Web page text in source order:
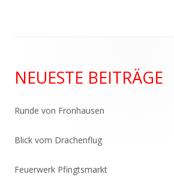
Seitenleiste
NEUESTE BEITRÄGE
Runde von Fronhausen
Blick vom Drachenflug
Feuerwerk Pfingtsmarkt